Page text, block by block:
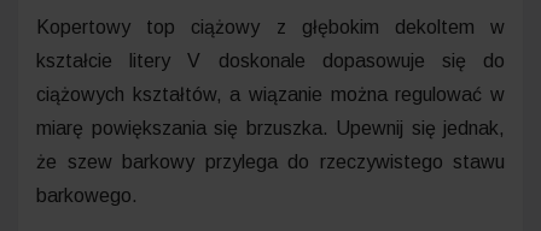
Kopertowy top ciążowy z głębokim dekoltem w
kształcie litery V doskonale dopasowuje się do
ciążowych kształtów, a wiązanie można regulować w
miarę powiększania się brzuszka. Upewnij się jednak,
że szew barkowy przylega do rzeczywistego stawu
barkowego.